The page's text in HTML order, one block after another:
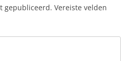
gepubliceerd. Vereiste velden